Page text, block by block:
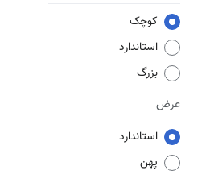
کوچک
استاندارد
بزرگ
عرض
استاندارد
پهن